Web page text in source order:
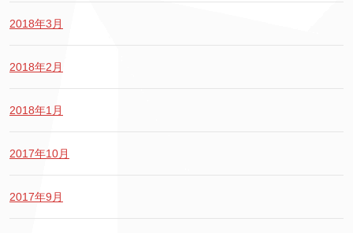
2018年3月
2018年2月
2018年1月
2017年10月
2017年9月